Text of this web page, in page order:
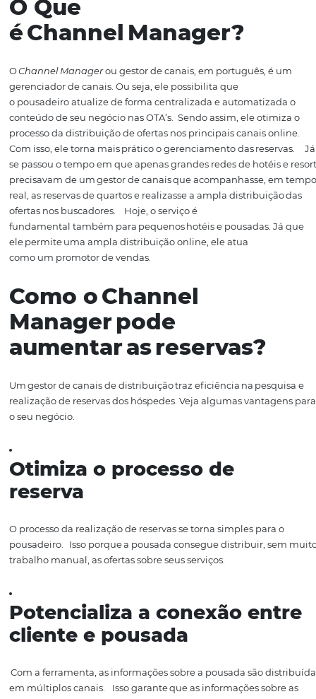
dono de pousada,
impulsionar o seu negócio, trazer mais visibilidade
mesmo tempo, evitar erros manuais no processo de
para a sua pousada ou hotel e como ele pode ajudar o
crescer dentro do novo cenário. Mas antes, se você
familiarizado com esse termo, explicamos aqui:
O Que
éChannelManager?
OChannelManager ou gestor de ca nais,em português,
gerenciadorde canais. Ou seja, ele
conteúdo de seu negócio nasOTA’s
processo da distribuição de ofertas
Comisso,eletorna mais prático o gerenciamento
se passou o tempo em que apenas grandes redes de
real, as reservas de quartos e realizasse a ampla
ofertas nos buscadores. Hoje, o serviço é
fundamental
como
umpromotor de vendas.
Como o Channel
Manager pode
aumentar as
Um gestor de canais de distribuição traz eficiência na
realização de reservas dos hóspedes. Veja algumas
o seu negócio.